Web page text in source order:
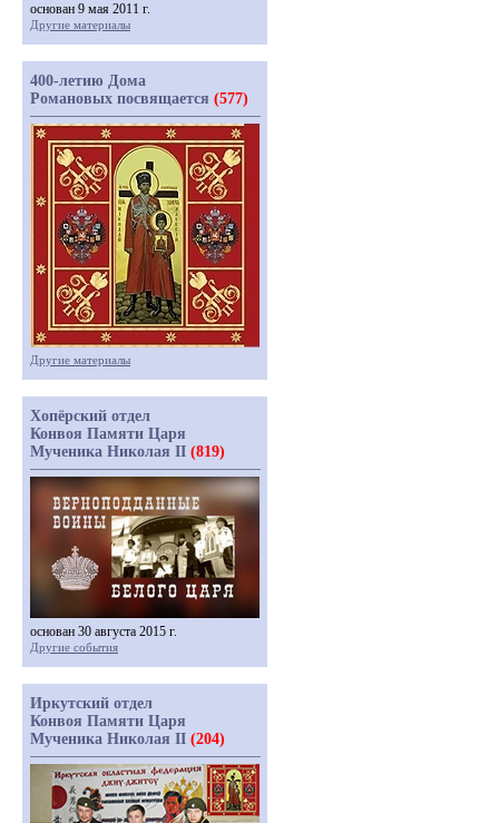
основан 9 мая 2011 г.
Другие материалы
400-летию Дома
Романовых посвящается (577)
Другие материалы
Хопёрский отдел
Конвоя Памяти Царя
Мученика Николая II (819)
основан 30 августа 2015 г.
Другие события
Иркутский отдел
Конвоя Памяти Царя
Мученика Николая II (204)